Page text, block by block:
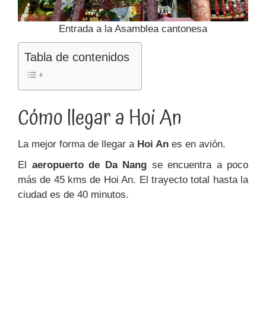
Entrada a la Asamblea cantonesa
Tabla de contenidos
Cómo llegar a Hoi An
La mejor forma de llegar a Hoi An es en avión.
El aeropuerto de Da Nang se encuentra a poco
más de 45 kms de Hoi An. El trayecto total hasta la
ciudad es de 40 minutos.